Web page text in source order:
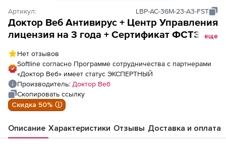
Артикул: LBP-AC-36M-23-A3-FST
Доктор Веб Антивирус + Центр Управления
лицензия на 3 года + Сертификат ФСТЭКеще
Нет отзывов
Softline согласно Программе сотрудничества с партнерами
«Доктор Веб» имеет статус ЭКСПЕРТНЫЙ
Производитель: Доктор Веб
Скопировать ссылку
Скидка 50% ⓘ
Описание Характеристики Отзывы Доставка и оплата